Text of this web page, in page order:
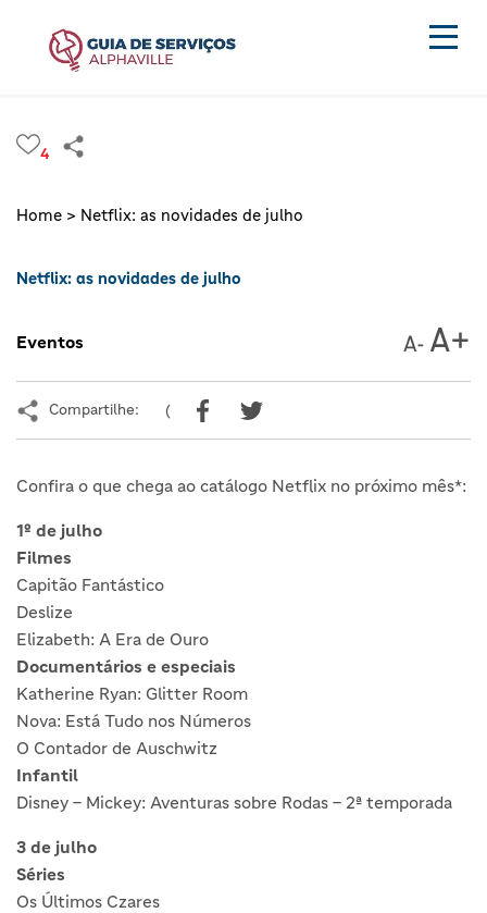
4
Home > Netflix: as novidades de julho
Netflix: as novidades de julho
Eventos
Compartilhe: (
Confira o que chega ao catálogo Netflix no próximo mês*:
1º de julho
Filmes
Capitão Fantástico
Deslize
Elizabeth: A Era de Ouro
Documentários e especiais
Katherine Ryan: Glitter Room
Nova: Está Tudo nos Números
O Contador de Auschwitz
Infantil
Disney – Mickey: Aventuras sobre Rodas – 2ª temporada
3 de julho
Séries
Os Últimos Czares